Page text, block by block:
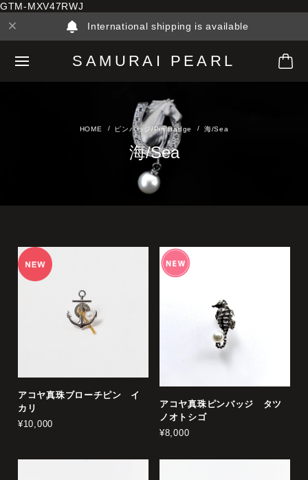
GTM-MXV47RWJ
International shipping is available
SAMURAI PEARL
ピンバッジ/Pin Badge 海/Sea
海/Sea
アコヤ真珠ブローチピン イ
カリ
¥10,000
アコヤ真珠ピンバッジ タツ
ノオトシゴ
¥8,000